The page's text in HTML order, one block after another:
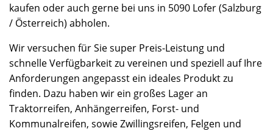
kaufen oder auch gerne bei uns in 5090 Lofer (Salzburg
/ Österreich) abholen.
Wir versuchen für Sie super Preis-Leistung und
schnelle Verfügbarkeit zu vereinen und speziell auf Ihre
Anforderungen angepasst ein ideales Produkt zu
finden. Dazu haben wir ein großes Lager an
Traktorreifen, Anhängerreifen, Forst- und
Kommunalreifen, sowie Zwillingsreifen, Felgen und